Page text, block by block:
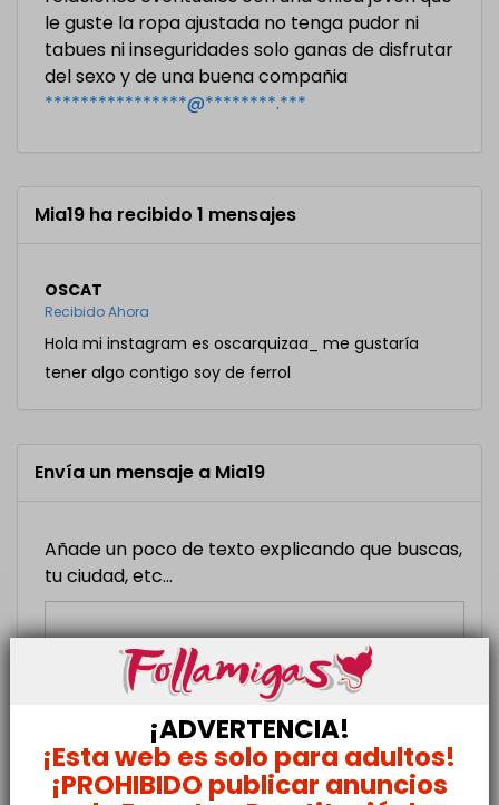
le guste la ropa ajustada no tenga pudor ni
tabues ni inseguridades solo ganas de disfrutar
del sexo y de una buena compañia
****************@********.***
Mia19 ha recibido 1 mensajes
OSCAT
Recibido Ahora
Hola mi instagram es oscarquizaa_ me gustaría
tener algo contigo soy de ferrol
Envía un mensaje a Mia19
Añade un poco de texto explicando que buscas,
tu ciudad, etc...
¡ADVERTENCIA!
¡Esta web es solo para adultos!
¡PROHIBIDO publicar anuncios